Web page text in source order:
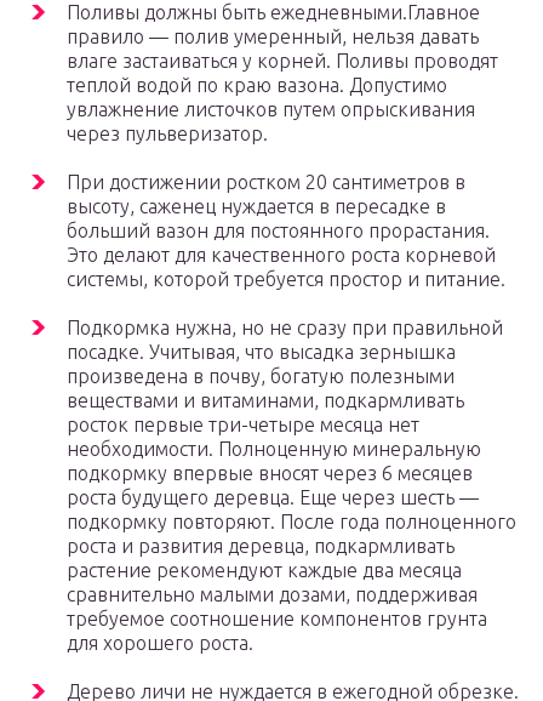
Поливы должны быть ежедневными.Главное
правило — полив умеренный, нельзя давать
влаге застаиваться у корней. Поливы проводят
теплой водой по краю вазона. Допустимо
увлажнение листочков путем опрыскивания
через пульверизатор.
При достижении ростком 20 сантиметров в
высоту, саженец нуждается в пересадке в
больший вазон для постоянного прорастания.
Это делают для качественного роста корневой
системы, которой требуется простор и питание.
Подкормка нужна, но не сразу при правильной
посадке. Учитывая, что высадка зернышка
произведена в почву, богатую полезными
веществами и витаминами, подкармливать
росток первые три-четыре месяца нет
необходимости. Полноценную минеральную
подкормку впервые вносят через 6 месяцев
роста будущего деревца. Еще через шесть —
подкормку повторяют. После года полноценного
роста и развития деревца, подкармливать
растение рекомендуют каждые два месяца
сравнительно малыми дозами, поддерживая
требуемое соотношение компонентов грунта
для хорошего роста.
Дерево личи не нуждается в ежегодной обрезке.